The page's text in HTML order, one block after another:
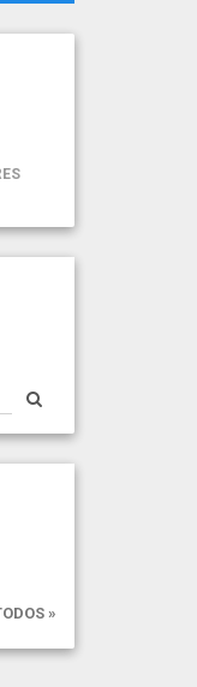
»